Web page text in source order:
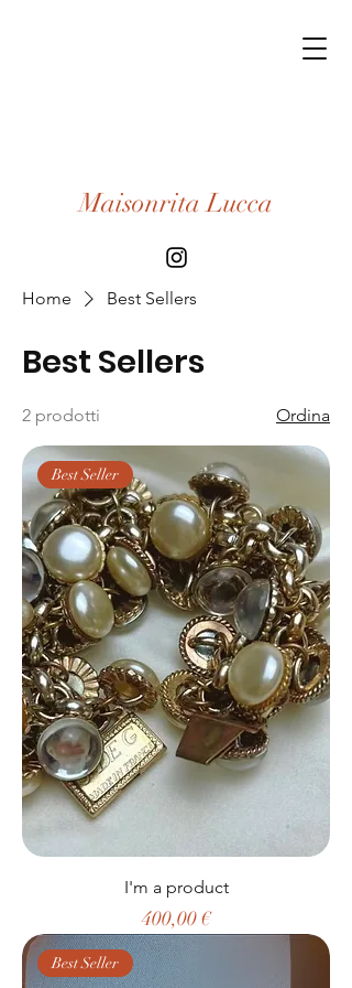
Maisonrita Lucca
Home Best Sellers
Best Sellers
2 prodotti Ordina
Best Seller
I'm a product
Prezzo
400,00 €
Best Seller